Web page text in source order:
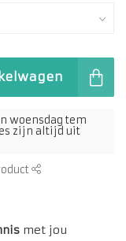
woensdag tem
zijn altijd uit
met jou